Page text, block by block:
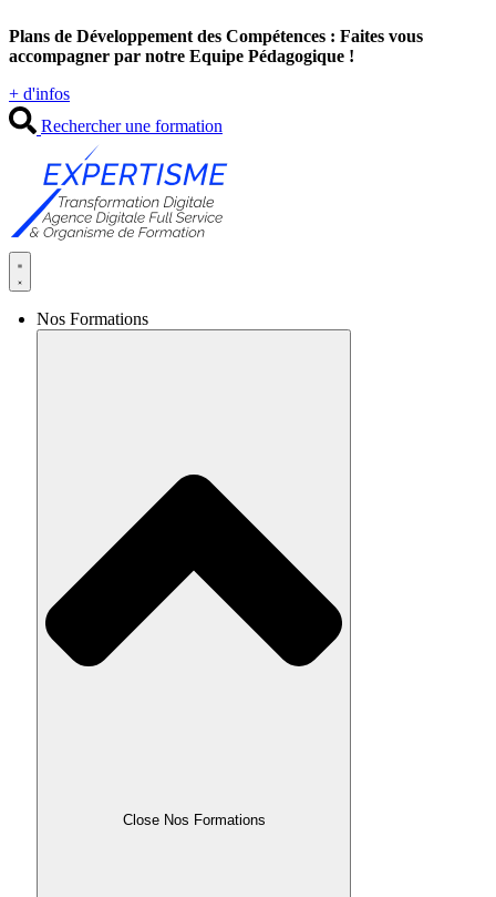
au
contenu
Plans de Développement des Compétences : Faites vous
accompagner par notre Equipe Pédagogique !
+ d'infos
Rechercher une formation
Nos Formations
Close Nos Formations